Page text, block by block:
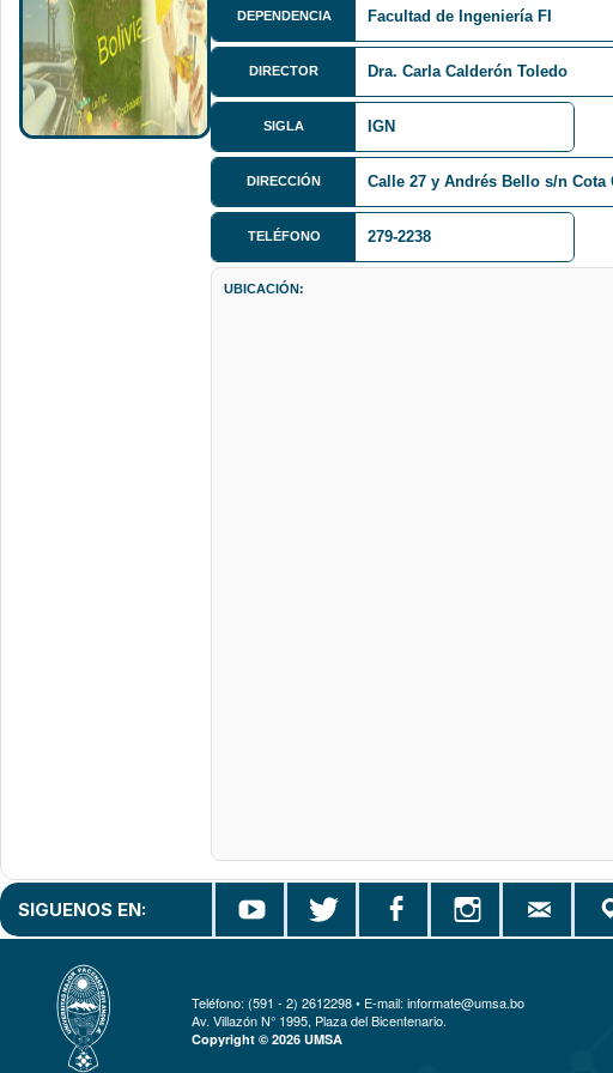
DEPENDENCIA Facultad de Ingeniería FI
DIRECTOR Dra. Carla Calderón Toledo
SIGLA IGN
DIRECCIÓN Calle 27 y Andrés Bello s/n Cota
TELÉFONO 279-2238
UBICACIÓN:
SIGUENOS EN:
Teléfono: (591 - 2) 2612298 • E-mail: informate@umsa.bo
Av. Villazón N° 1995, Plaza del Bicentenario.
Copyright © 2026 UMSA